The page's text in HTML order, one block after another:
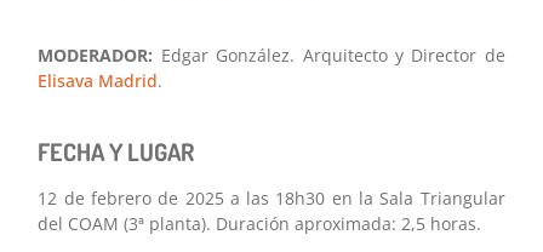
MODERADOR: Edgar González. Arquitecto y Director de
Elisava Madrid.
FECHA Y LUGAR
12 de febrero de 2025 a las 18h30 en la Sala Triangular
del COAM (3ª planta). Duración aproximada: 2,5 horas.